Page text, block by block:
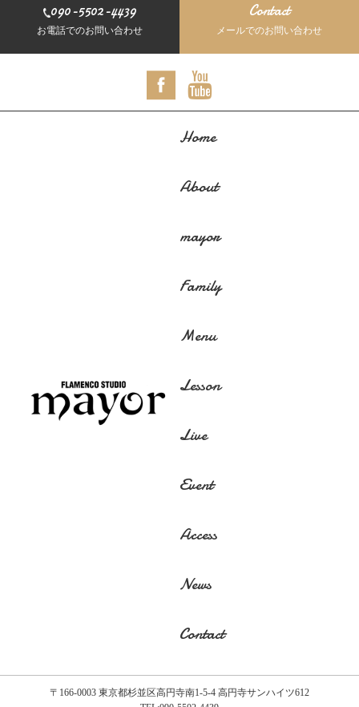
090-5502-4439
お電話でのお問い合わせ
Contact
メールでのお問い合わせ
Home
About
mayor
Family
Menu
Lesson
Live
Event
Access
News
Contact
〒166-0003 東京都杉並区高円寺南1-5-4 高円寺サンハイツ612